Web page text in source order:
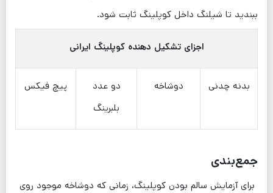
ببندید تا شیلنگ داخل کوپلینگ ثابت شود.
اجزای تشکیل دهنده کوپلینگ ایرانی
بدنه چدنی دوشاخه
دو عدد
بلبرینگ
پیچ فیکس
جمع‌بندی
برای آزمایش سالم بودن کوپلینگ، زمانی که دوشاخه موجود روی